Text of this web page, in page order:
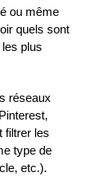
ou même
quels sont
plus
réseaux
filtrer les
type de
etc.).